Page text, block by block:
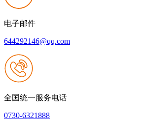
电子邮件
644292146@qq.com
全国统一服务电话
0730-6321888